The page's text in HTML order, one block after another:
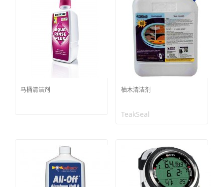
马桶清洁剂 柚木清洁剂
TeakSeal